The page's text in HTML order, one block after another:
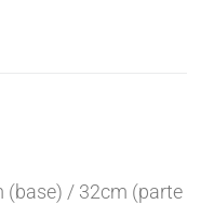
(base) / 32cm (parte